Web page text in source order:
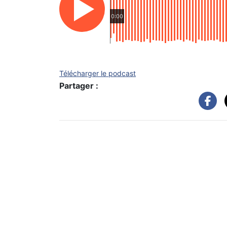
0:00
Télécharger le podcast
Partager :